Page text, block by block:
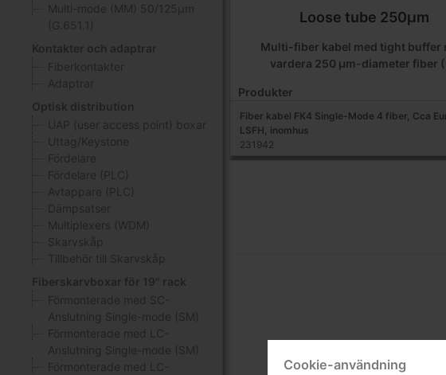
Multi-mode (MM) 50/125μm
(G.651.1)
Kontakter och adaptrar
Fiberkontakter
Adaptrar
Optisk distribution
UAP (user access point) boxar
Uttag/Keystone
Fördelare
Fördelare (PLC)
Avtappare (PLC)
Dämpsatser
Multiplexers (WDM)
Skarvskåp
Tillbehör till Skarvskåp
Fiberskarvboxar för 19" rack
Förmonterade med SC-
Anslutning Single-mode (SM)
Förmonterade med LC-
Anslutning Single-mode (SM)
Förmonterade med LC-
Loose tube 250µm
Multi-fiber kabel med tight buffer
vardera 250 µm-diameter fiber
Produkter
Fiber kabel FK4 Single-Mode 4 fiber, Cca
LSFH, inomhus
231942
Cookie-användning